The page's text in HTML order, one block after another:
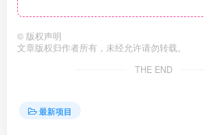
© 版权声明
文章版权归作者所有，未经允许请勿转载。
THE END
最新项目